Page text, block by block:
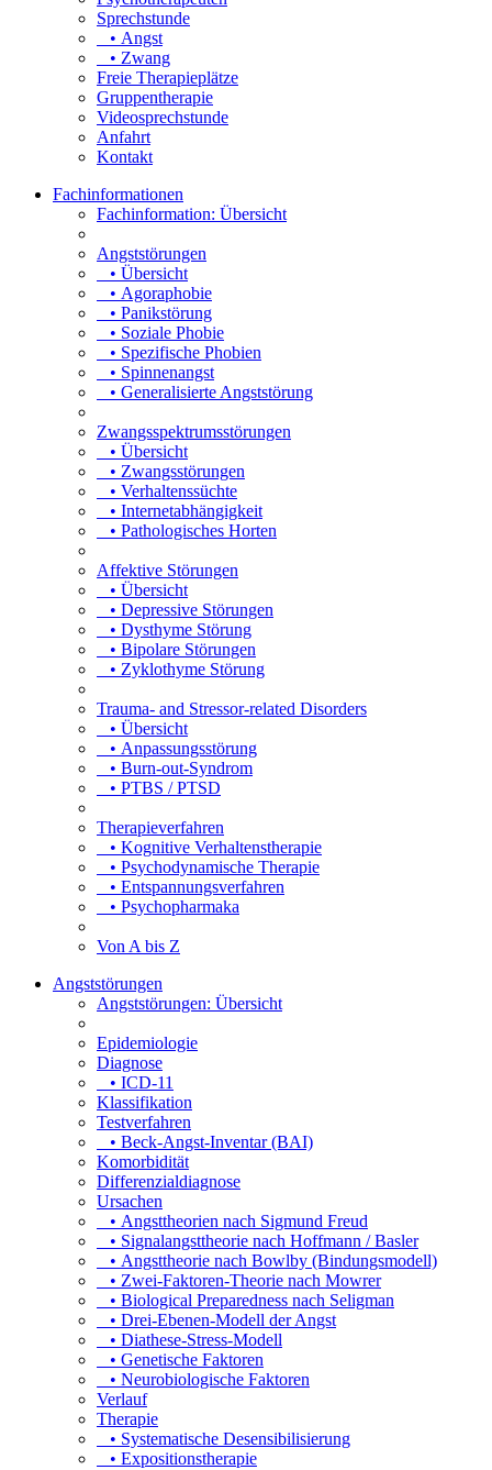
Sprechstunde
• Angst
• Zwang
Freie Therapieplätze
Gruppentherapie
Videosprechstunde
Anfahrt
Kontakt
Fachinformationen
Fachinformation: Übersicht
Angststörungen
• Übersicht
• Agoraphobie
• Panikstörung
• Soziale Phobie
• Spezifische Phobien
• Spinnenangst
• Generalisierte Angststörung
Zwangsspektrumsstörungen
• Übersicht
• Zwangsstörungen
• Verhaltenssüchte
• Internetabhängigkeit
• Pathologisches Horten
Affektive Störungen
• Übersicht
• Depressive Störungen
• Dysthyme Störung
• Bipolare Störungen
• Zyklothyme Störung
Trauma- and Stressor-related Disorders
• Übersicht
• Anpassungsstörung
• Burn-out-Syndrom
• PTBS / PTSD
Therapieverfahren
• Kognitive Verhaltenstherapie
• Psychodynamische Therapie
• Entspannungsverfahren
• Psychopharmaka
Von A bis Z
Angststörungen
Angststörungen: Übersicht
Epidemiologie
Diagnose
• ICD-11
Klassifikation
Testverfahren
• Beck-Angst-Inventar (BAI)
Komorbidität
Differenzialdiagnose
Ursachen
• Angsttheorien nach Sigmund Freud
• Signalangsttheorie nach Hoffmann / Basler
• Angsttheorie nach Bowlby (Bindungsmodell)
• Zwei-Faktoren-Theorie nach Mowrer
• Biological Preparedness nach Seligman
• Drei-Ebenen-Modell der Angst
• Diathese-Stress-Modell
• Genetische Faktoren
• Neurobiologische Faktoren
Verlauf
Therapie
• Systematische Desensibilisierung
• Expositionstherapie